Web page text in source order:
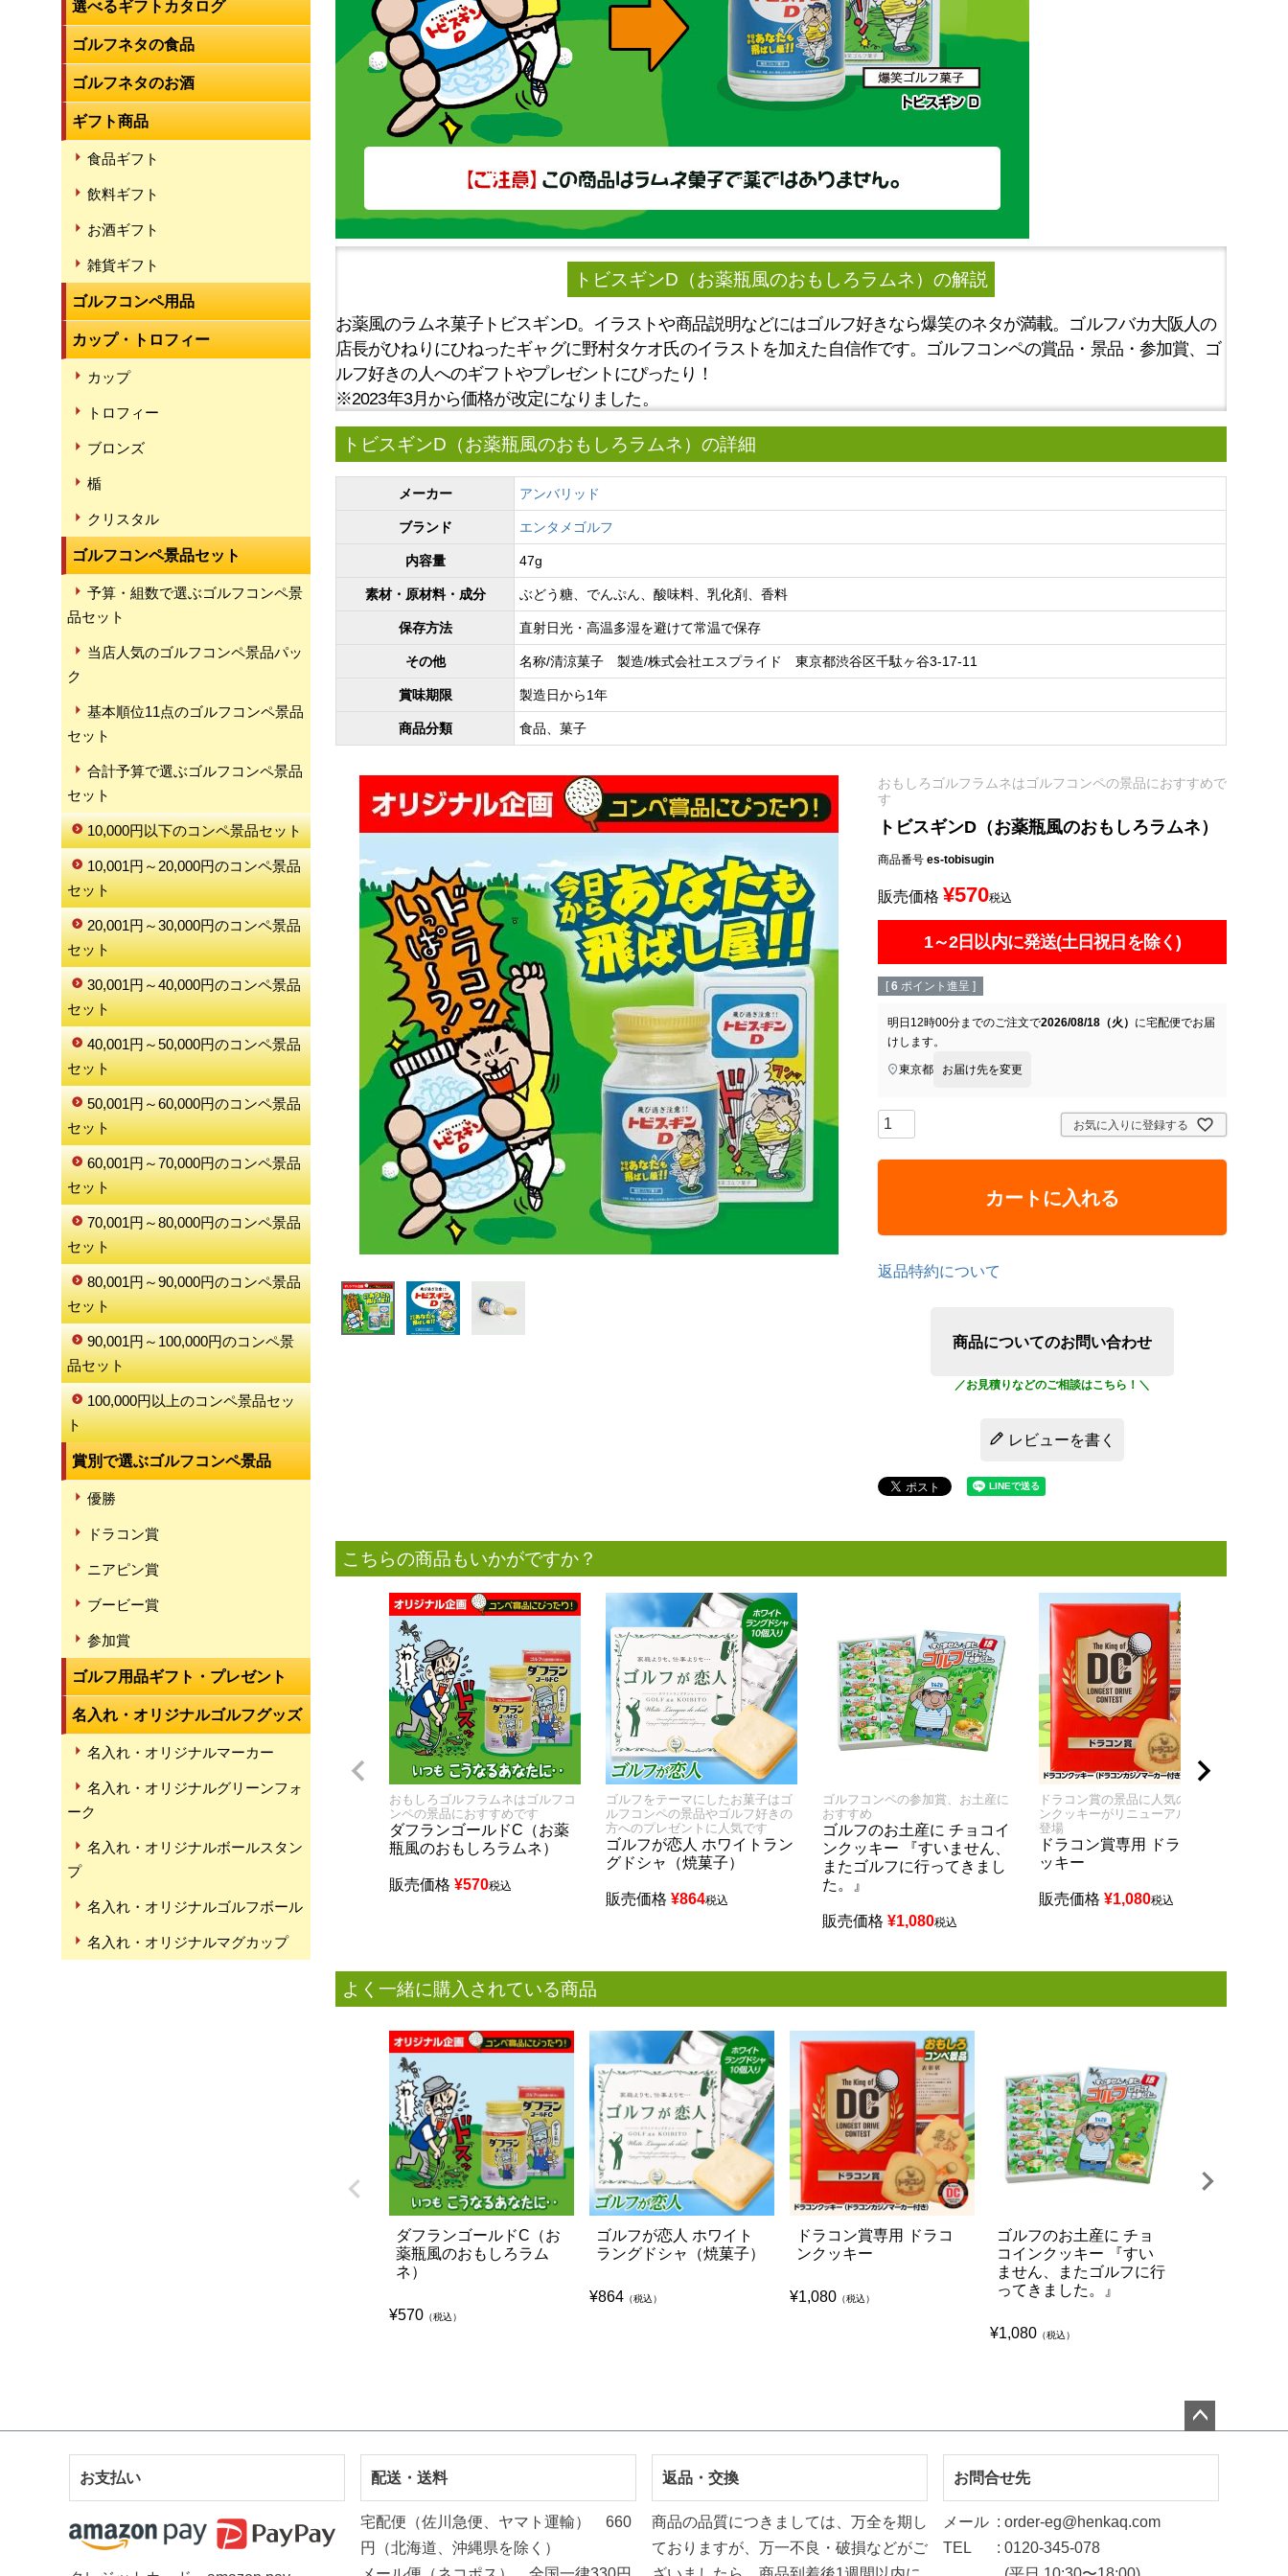
選べるギフトカタログ
ゴルフネタの食品
ゴルフネタのお酒
ギフト商品
食品ギフト
飲料ギフト
お酒ギフト
雑貨ギフト
ゴルフコンペ用品
カップ・トロフィー
カップ
トロフィー
ブロンズ
楯
クリスタル
ゴルフコンペ景品セット
予算・組数で選ぶゴルフコンペ景
品セット
当店人気のゴルフコンペ景品パッ
ク
基本順位11点のゴルフコンペ景品
セット
合計予算で選ぶゴルフコンペ景品
セット
10,000円以下のコンペ景品セット
10,001円～20,000円のコンペ景品
セット
20,001円～30,000円のコンペ景品
セット
30,001円～40,000円のコンペ景品
セット
40,001円～50,000円のコンペ景品
セット
50,001円～60,000円のコンペ景品
セット
60,001円～70,000円のコンペ景品
セット
70,001円～80,000円のコンペ景品
セット
80,001円～90,000円のコンペ景品
セット
90,001円～100,000円のコンペ景
品セット
100,000円以上のコンペ景品セッ
ト
賞別で選ぶゴルフコンペ景品
優勝
ドラコン賞
ニアピン賞
ブービー賞
参加賞
ゴルフ用品ギフト・プレゼント
名入れ・オリジナルゴルフグッズ
名入れ・オリジナルマーカー
名入れ・オリジナルグリーンフォ
ーク
名入れ・オリジナルボールスタン
プ
名入れ・オリジナルゴルフボール
名入れ・オリジナルマグカップ
トビスギンD（お薬瓶風のおもしろラムネ） の解説
お薬風のラムネ菓子トビスギンD。イラストや商品説明などにはゴルフ好きなら爆笑のネタが満載。ゴルフバカ大阪人の
店長がひねりにひねったギャグに野村タケオ氏のイラストを加えた自信作です。ゴルフコンペの賞品・景品・参加賞、ゴ
ルフ好きの人へのギフトやプレゼントにぴったり！
※2023年3月から価格が改定になりました。
トビスギンD（お薬瓶風のおもしろラムネ）の詳細
メーカー アンバリッド
ブランド エンタメゴルフ
内容量 47g
素材・原材料・成分 ぶどう糖、でんぷん、酸味料、乳化剤、香料
保存方法 直射日光・高温多湿を避けて常温で保存
その他 名称/清涼菓子 製造/株式会社エスプライド 東京都渋谷区千駄ヶ谷3-17-11
賞味期限 製造日から1年
商品分類 食品、菓子
おもしろゴルフラムネはゴルフコンペの景品におすすめで
す
トビスギンD（お薬瓶風のおもしろラムネ）
商品番号 es-tobisugin
販売価格 ¥570税込
1～2日以内に発送(土日祝日を除く)
[ 6 ポイント進呈 ]
明日 12時00分までのご注文で2026/08/18（火） に宅配便でお届
けします。
東京都 お届け先を変更
お気に入りに登録する
カートに入れる
返品特約について
商品についてのお問い合わせ
レビューを書く
こちらの商品もいかがですか？
おもしろゴルフラムネはゴルフコ
ンペの景品におすすめです
ダフランゴールドC（お薬
瓶風のおもしろラムネ）
販売価格 ¥570税込
ゴルフをテーマにしたお菓子はゴ
ルフコンペの景品やゴルフ好きの
方へのプレゼントに人気です
ゴルフが恋人 ホワイトラン
グドシャ（焼菓子）
販売価格 ¥864税込
ゴルフコンペの参加賞、お土産に
おすすめ
ゴルフのお土産に チョコイ
ンクッキー 『すいません、
またゴルフに行ってきまし
た。』
販売価格 ¥1,080税込
ドラコン賞の景品に人気のドラコ
ンクッキーがリニューアルして新
登場
ドラコン賞専用 ドラコンク
ッキー
販売価格 ¥1,080税込
よく一緒に購入されている商品
ダフランゴールドC（お
薬瓶風のおもしろラム
ネ）
¥570 （税込）
ゴルフが恋人 ホワイト
ラングドシャ（焼菓子）
¥864 （税込）
ドラコン賞専用 ドラコ
ンクッキー
¥1,080 （税込）
ゴルフのお土産に チョ
コインクッキー 『すい
ません、またゴルフに行
ってきました。』
¥1,080 （税込）
ップ
お支払い 配送・送料
宅配便（佐川急便、ヤマト運輸） 660
円（北海道、沖縄県を除く）
返品・交換
商品の品質につきましては、万全を期し
ておりますが、万一不良・破損などがご
お問合せ先
メール
order-eg@henkaq.com
TEL
0120-345-078